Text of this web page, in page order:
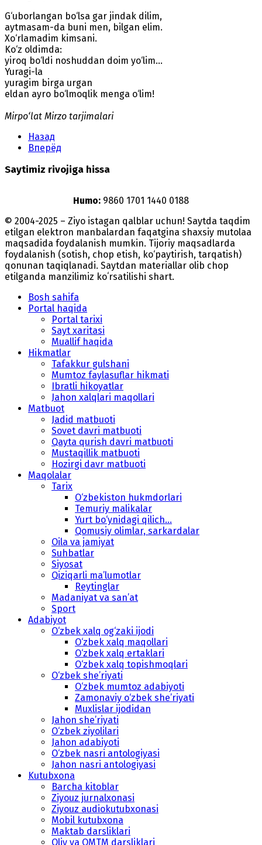
G‘uborlangan bo‘lsa gar jindak dilim,
aytmasam-da buni men, bilgan elim.
Xo‘rlamadim kimsani.
Ko‘z oldimda:
yiroq bo‘ldi noshuddan doim yo‘lim...
Yuragi-la
yuragim birga urgan
eldan ayro bo‘lmoqlik menga o‘lim!
Mirpo‘lat Mirzo tarjimalari
Назад
Вперёд
Saytimiz rivojiga hissa
Humo: 9860 1701 1440 0188
© 2004-2025 – Ziyo istagan qalblar uchun! Saytda taqdim
etilgan elektron manbalardan faqatgina shaxsiy mutolaa
maqsadida foydalanish mumkin. Tijoriy maqsadlarda
foydalanish (sotish, chop etish, ko‘paytirish, tarqatish)
qonunan taqiqlanadi. Saytdan materiallar olib chop
etilganda manzilimiz koʻrsatilishi shart.
Bosh sahifa
Portal haqida
Portal tarixi
Sayt xaritasi
Muallif haqida
Hikmatlar
Tafakkur gulshani
Mumtoz faylasuflar hikmati
Ibratli hikoyatlar
Jahon xalqlari maqollari
Matbuot
Jadid matbuoti
Sovet davri matbuoti
Qayta qurish davri matbuoti
Mustaqillik matbuoti
Hozirgi davr matbuoti
Maqolalar
Tarix
O‘zbekiston hukmdorlari
Temuriy malikalar
Yurt bo‘ynidagi qilich...
Qomusiy olimlar, sarkardalar
Oila va jamiyat
Suhbatlar
Siyosat
Qiziqarli ma’lumotlar
Reytinglar
Madaniyat va san’at
Sport
Adabiyot
O‘zbek xalq og‘zaki ijodi
O‘zbek xalq maqollari
O‘zbek xalq ertaklari
O‘zbek xalq topishmoqlari
O‘zbek she’riyati
O‘zbek mumtoz adabiyoti
Zamonaviy o‘zbek she’riyati
Muxlislar ijodidan
Jahon she’riyati
O‘zbek ziyolilari
Jahon adabiyoti
O‘zbek nasri antologiyasi
Jahon nasri antologiyasi
Kutubxona
Barcha kitoblar
Ziyouz jurnalxonasi
Ziyouz audiokutubxonasi
Mobil kutubxona
Maktab darsliklari
Oliy va OMTM darsliklari